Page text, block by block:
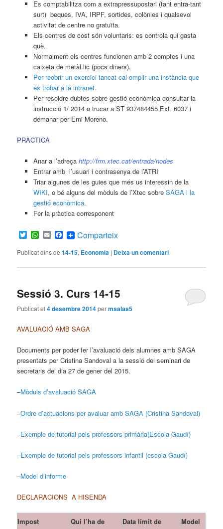
Es comptabilitza com a extrapressupostari (tant entra-tant
surt) beques, IVA, IRPF, sortides, colònies i qualsevol
activitat de centre no gratuïta.
Els centres de cost són voluntaris: es controla qui gasta
què.
Normalment els centres funcionen amb 2 comptes i una
caixeta de metàl.lic (pocs diners).
Per reobrir un exercici tancat cal omplir una instància que
es trobar a la intranet.
Per resoldre dubtes sobre gestió econòmica consultar la
instrucció 1/ 2014 o trucar a ST 937484455 Ext. 6037i
demanar perEmi Moreno.
PRÀCTICA
Anar a l’adreça http://frm.xtec.cat/entrada/nodes
Entrar amb l’usuari i contrasenya de l’ATRI
Triar algunes de les guies que més us interessin de la
WIKI, o bé alguns del mòduls de l’Xtec sobre SAGA i la
gestió econòmica.
Fer la pràctica corresponent
TwitterWhatsApp
EmailFacebook
Comparteix
Publicat dins de 14-15, Economia | Deixa un comentari
Sessió 3. Curs 14-15
Publicat el4 desembre 2014permsalas5
AVALUACIÓ AMB SAGA
Documents per poder fer l’avaluació dels alumnes amb SAGA
presentats per Cristina Sandoval a la sessió del seminari de
secretaris del dia 27 de gener del 2015.
–Mòduls d’avaluació SAGA
–Ordre d’actuacions per avaluar amb SAGA (Cristina Sandoval)
–Exemple de tutorial pels professors primària(Escola Gaudí)
–Exemple de tutorial pels professors infantil (escola Gaudí)
–Model d’informe
DECLARACIONS A HISENDA
Impost
Qui l’ha de
Data límit de
Model